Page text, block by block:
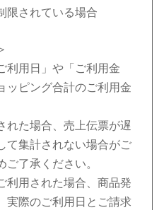
限されている場合
利用日」や「ご利用金
ッピング合計のご利用金
れた場合、売上伝票が遅
て集計されない場合がご
ご了承ください。
利用された場合、商品発
実際のご利用日とご請求